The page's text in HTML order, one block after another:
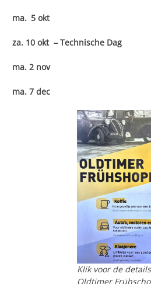
ma. 5 okt
za. 10 okt – Technische Dag
ma. 2 nov
ma. 7 dec
Klik voor de details
Oldtimer